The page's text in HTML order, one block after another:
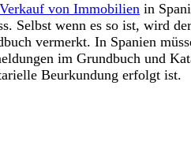
von Immobilien in
Selbst wenn es so ist, wird der
vermerkt. In Spanien
im Grundbuch und
Beurkundung erfolgt ist.